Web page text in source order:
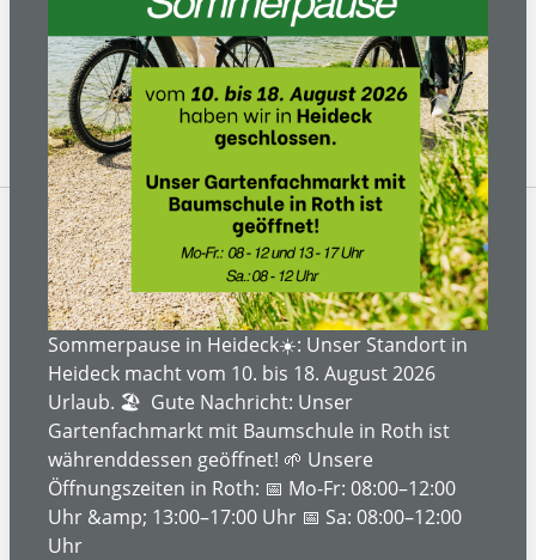
Keine Produkte gefunden.
ÜBER UNS
SERVICE- UND DIENSTLEISTUNGEN
INFORMATIONEN
RECHTLICHE INFORMATIONEN
Sommerpause in Heideck☀️: Unser Standort in
Heideck macht vom 10. bis 18. August 2026
Urlaub. 🏖️ Gute Nachricht: Unser
Gartenfachmarkt mit Baumschule in Roth ist
währenddessen geöffnet! 🌱 Unsere
Öffnungszeiten in Roth: 📅 Mo-Fr: 08:00–12:00
Uhr &amp; 13:00–17:00 Uhr 📅 Sa: 08:00–12:00
Uhr